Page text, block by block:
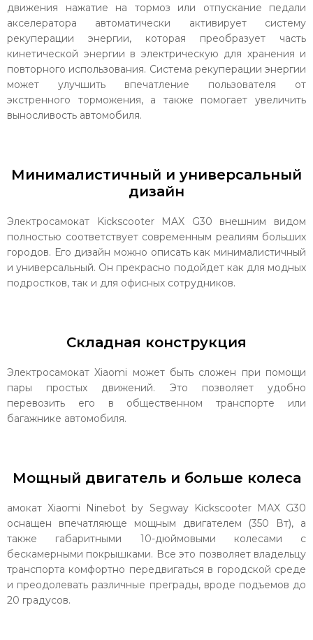
движения нажатие на тормоз или отпускание педали
акселератора автоматически активирует систему
рекуперации энергии, которая преобразует часть
кинетической энергии в электрическую для хранения и
повторного использования. Система рекуперации энергии
может улучшить впечатление пользователя от
экстренного торможения, а также помогает увеличить
выносливость автомобиля.
Минималистичный и универсальный
дизайн
Электросамокат Kickscooter MAX G30 внешним видом
полностью соответствует современным реалиям больших
городов. Его дизайн можно описать как минималистичный
и универсальный. Он прекрасно подойдет как для модных
подростков, так и для офисных сотрудников.
Складная конструкция
Электросамокат Xiaomi может быть сложен при помощи
пары простых движений. Это позволяет удобно
перевозить его в общественном транспорте или
багажнике автомобиля.
Мощный двигатель и больше колеса
амокат Xiaomi Ninebot by Segway Kickscooter MAX G30
оснащен впечатляюще мощным двигателем (350 Вт), а
также габаритными 10-дюймовыми колесами с
бескамерными покрышками. Все это позволяет владельцу
транспорта комфортно передвигаться в городской среде
и преодолевать различные преграды, вроде подъемов до
20 градусов.